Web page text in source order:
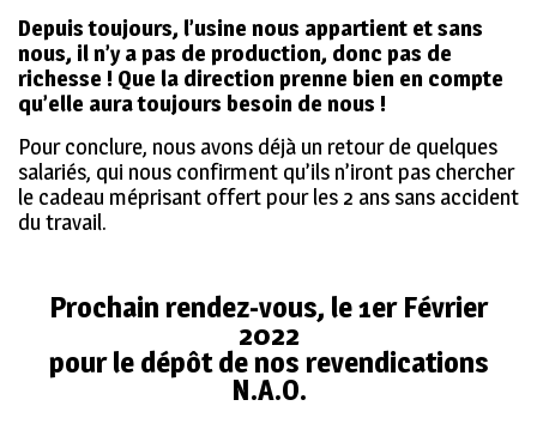
Depuis toujours, l’usine nous appartient et sans
nous, il n’y a pas de production, donc pas de
richesse ! Que la direction prenne bien en compte
qu’elle aura toujours besoin de nous !
Pour conclure, nous avons déjà un retour de quelques
salariés, qui nous confirment qu’ils n’iront pas chercher
le cadeau méprisant offert pour les 2 ans sans accident
du travail.
Prochain rendez-vous, le 1er Février
2022
pour le dépôt de nos revendications
N.A.O.